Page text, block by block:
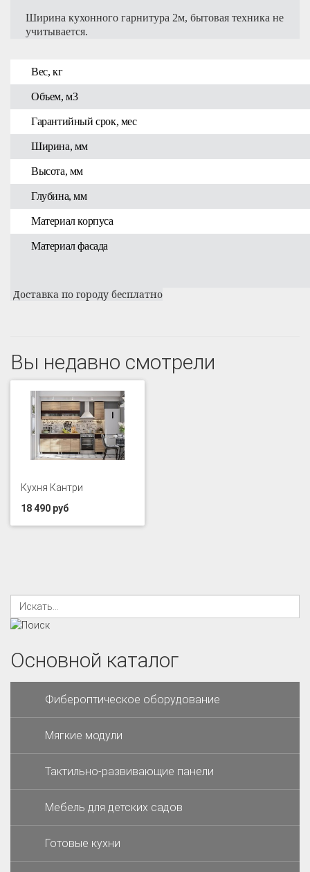
Ширина кухонного гарнитура 2м, бытовая техника не
учитывается.
Вес, кг
Объем, м3
Гарантийный срок, мес
Ширина, мм
Высота, мм
Глубина, мм
Материал корпуса
Материал фасада
Доставка по городу бесплатно
Вы недавно смотрели
Кухня Кантри
18 490 руб
Основной каталог
Фибероптическое оборудование
Мягкие модули
Тактильно-развивающие панели
Мебель для детских садов
Готовые кухни